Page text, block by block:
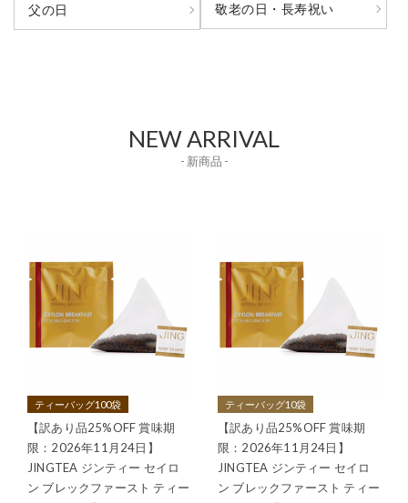
父の日 敬老の日・長寿祝い
NEW ARRIVAL
- 新商品 -
ティーバッグ100袋
【訳あり品25%OFF 賞味期
限：2026年11月24日】
JINGTEA ジンティー セイロ
ン ブレックファースト ティー
ティーバッグ10袋
【訳あり品25%OFF 賞味期
限：2026年11月24日】
JINGTEA ジンティー セイロ
ン ブレックファースト ティー